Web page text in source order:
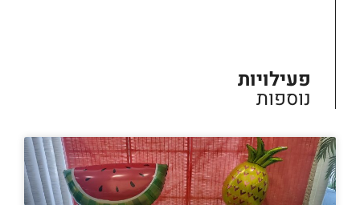
פעילויות
נוספות